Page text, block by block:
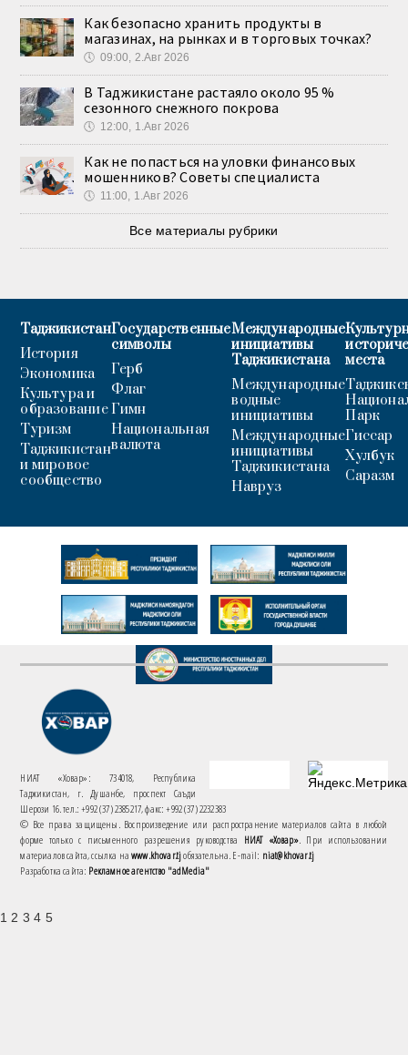
Как безопасно хранить продукты в
магазинах, на рынках и в торговых точках?
🕔 09:00, 2.Авг 2026
В Таджикистане растаяло около 95 %
сезонного снежного покрова
🕔 12:00, 1.Авг 2026
Как не попасться на уловки финансовых
мошенников? Советы специалиста
🕔 11:00, 1.Авг 2026
Все материалы рубрики
Таджикистан
История
Экономика
Культура и
образование
Туризм
Таджикистан
и мировое
сообщество
Государственные
символы
Герб
Флаг
Гимн
Национальная
валюта
Международные
инициативы
Таджикистана
Международные
водные
инициативы
Международные
инициативы
Таджикистана
Навруз
места
Парк
Гиссар
Хулбук
Саразм
НИАТ «Ховар»: 734018, Республика
Таджикистан, г. Душанбе, проспект Саъди
Шерози 16. тел.: +992 (37) 2385217, факс: +992 (37) 2232383
© Все права защищены. Воспроизведение или распространение материалов сайта в любой
форме только с письменного разрешения руководства НИАТ «Ховар». При использовании
материалов сайта, ссылка наwww.khovar.tjобязательна. E-mail: niat@khovar.tj
Разработка сайта: Рекламное агентство "adMedia"
1 2 3 4 5